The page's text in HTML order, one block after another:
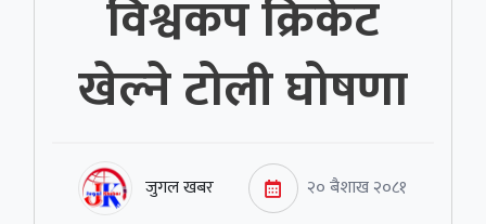
विश्वकप क्रिकेट
खेल्ने टोली घोषणा
जुगल खबर २० बैशाख २०८१